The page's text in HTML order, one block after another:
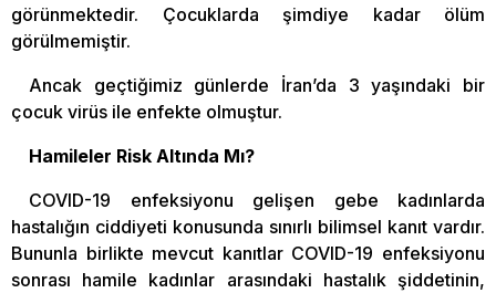
görünmektedir. Çocuklarda şimdiye kadar ölüm
görülmemiştir.
Ancak geçtiğimiz günlerde İran’da 3 yaşındaki bir
çocuk virüs ile enfekte olmuştur.
Hamileler Risk Altında Mı?
COVID-19 enfeksiyonu gelişen gebe kadınlarda
hastalığın ciddiyeti konusunda sınırlı bilimsel kanıt vardır.
Bununla birlikte mevcut kanıtlar COVID-19 enfeksiyonu
sonrası hamile kadınlar arasındaki hastalık şiddetinin,